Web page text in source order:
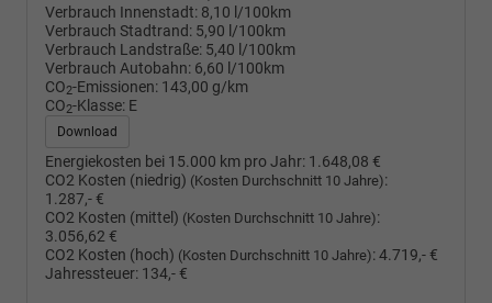
Verbrauch Innenstadt: 8,10 l/100km
Verbrauch Stadtrand: 5,90 l/100km
Verbrauch Landstraße: 5,40 l/100km
Verbrauch Autobahn: 6,60 l/100km
CO2-Emissionen: 143,00 g/km
CO2-Klasse: E
Download
Energiekosten bei 15.000 km pro Jahr: 1.648,08 €
CO2 Kosten (niedrig) (Kosten Durchschnitt 10 Jahre):
1.287,- €
CO2 Kosten (mittel) (Kosten Durchschnitt 10 Jahre):
3.056,62 €
CO2 Kosten (hoch) (Kosten Durchschnitt 10 Jahre):4.719,- €
Jahressteuer: 134,- €